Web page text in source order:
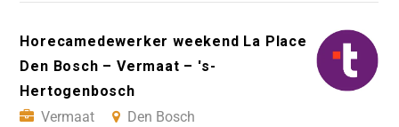
Horecamedewerker weekend La Place
Den Bosch – Vermaat – 's-
Hertogenbosch
Vermaat
Den Bosch